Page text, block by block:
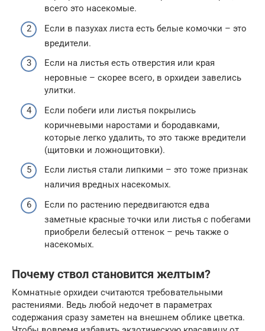
всего это насекомые.
Если в пазухах листа есть белые комочки – это
вредители.
Если на листья есть отверстия или края
неровные – скорее всего, в орхидеи завелись
улитки.
Если побеги или листья покрылись
коричневыми наростами и бородавками,
которые легко удалить, то это также вредители
(щитовки и ложнощитовки).
Если листья стали липкими – это тоже признак
наличия вредных насекомых.
Если по растению передвигаются едва
заметные красные точки или листья с побегами
приобрели белесый оттенок – речь также о
насекомых.
Почему ствол становится желтым?
Комнатные орхидеи считаются требовательными
растениями. Ведь любой недочет в параметрах
содержания сразу заметен на внешнем облике цветка.